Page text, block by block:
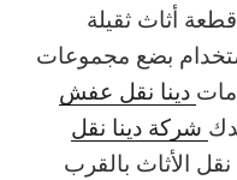
أثاث ثقيلة
بضع مجموعات
دينا نقل عفش
شركة دينا نقل
الأثاث بالقرب